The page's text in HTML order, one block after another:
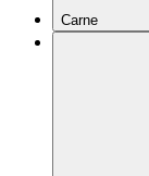
Carne